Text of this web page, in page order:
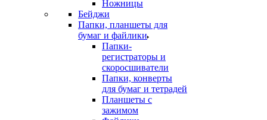
Ножницы
Бейджи
Папки, планшеты для
бумаг и файлики
Папки-
регистраторы и
скоросшиватели
Папки, конверты
для бумаг и тетрадей
Планшеты с
зажимом